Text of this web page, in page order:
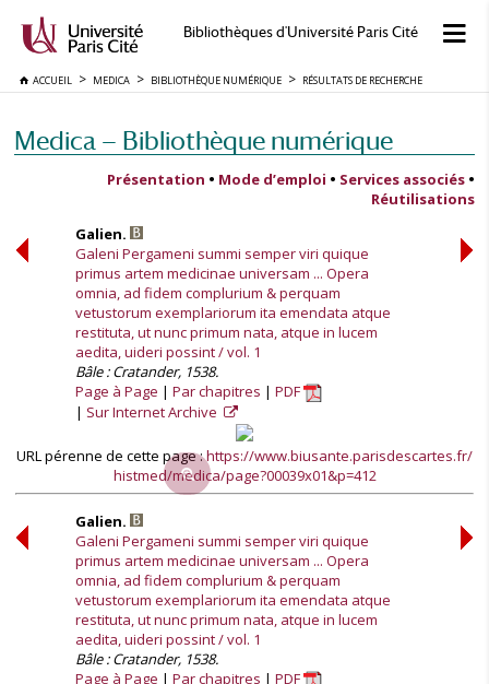
Bibliothèques d'Université Paris Cité
ACCUEIL MEDICA BIBLIOTHÈQUE NUMÉRIQUE RÉSULTATS DE RECHERCHE
Medica — Bibliothèque numérique
Présentation • Mode d’emploi • Services associés •
Réutilisations
Galien.
Galeni Pergameni summi semper viri quique
primus artem medicinae universam ... Opera
omnia, ad fidem complurium & perquam
vetustorum exemplariorum ita emendata atque
restituta, ut nunc primum nata, atque in lucem
aedita, uideri possint / vol. 1
Bâle : Cratander, 1538.
Page à Page
Par chapitres
PDF
Sur Internet Archive
URL pérenne de cette page :https://www.biusante.parisdescartes.fr/
histmed/medica/page?00039x01&p=412
Galien.
Galeni Pergameni summi semper viri quique
primus artem medicinae universam ... Opera
omnia, ad fidem complurium & perquam
vetustorum exemplariorum ita emendata atque
restituta, ut nunc primum nata, atque in lucem
aedita, uideri possint / vol. 1
Bâle : Cratander, 1538.
Page à Page
Par chapitres
PDF